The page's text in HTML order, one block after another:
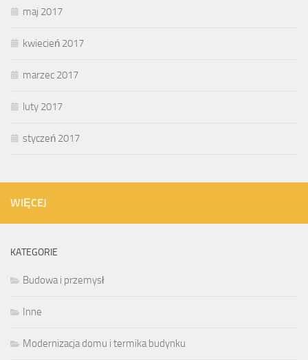
maj 2017
kwiecień 2017
marzec 2017
luty 2017
styczeń 2017
WIĘCEJ
KATEGORIE
Budowa i przemysł
Inne
Modernizacja domu i termika budynku